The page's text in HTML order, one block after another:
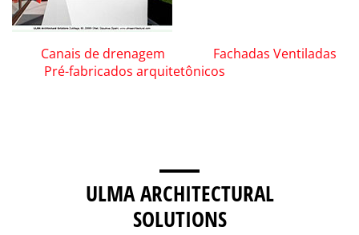
Canais de drenagem
Fachadas Ventiladas
Pré-fabricados arquitetônicos
ULMA ARCHITECTURAL
SOLUTIONS